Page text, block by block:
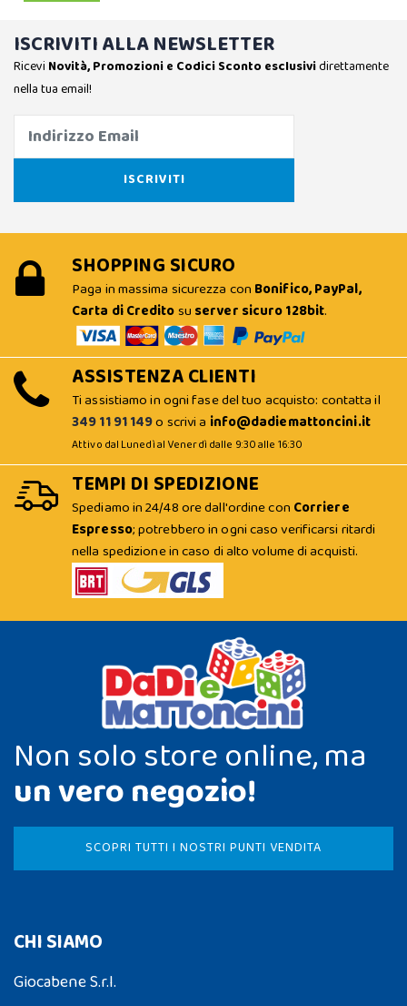
ISCRIVITI ALLA NEWSLETTER
Ricevi Novità, Promozioni e Codici Sconto esclusividirettamente
nella tua email!
SHOPPING SICURO
Paga in massima sicurezza con Bonifico, PayPal,
Carta di Creditosu server sicuro 128bit.
ASSISTENZA CLIENTI
Ti assistiamo in ogni fase del tuo acquisto: contatta il
349 11 91 149o scrivi a info@dadiemattoncini.it
Attivo dal Lunedì al Venerdì dalle 9:30 alle 16:30
TEMPI DI SPEDIZIONE
Spediamo in 24/48 ore dall'ordine con Corriere
Espresso; potrebbero in ogni caso verificarsi ritardi
nella spedizione in caso di alto volume di acquisti.
Non solo store online, ma
un vero negozio!
SCOPRI TUTTI I NOSTRI PUNTI VENDITA
CHI SIAMO
Giocabene S.r.l.